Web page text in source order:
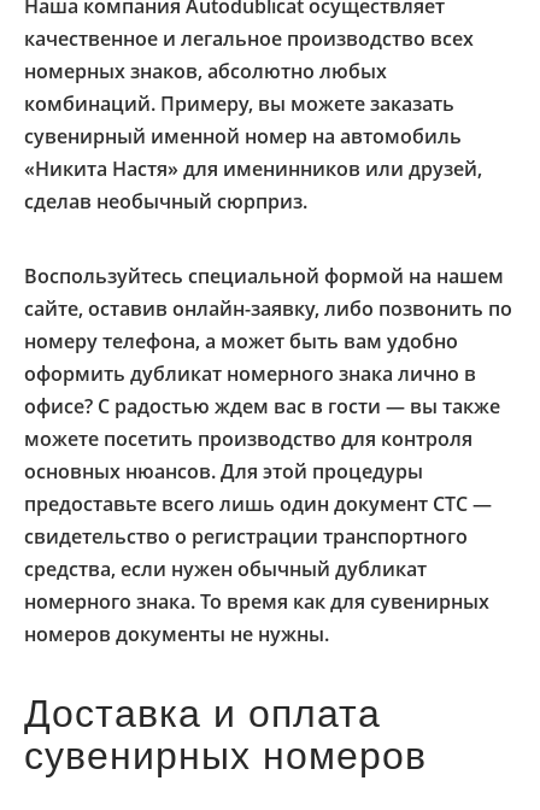
Наша компания Autodublicat осуществляет
качественное и легальное производство всех
номерных знаков, абсолютно любых
комбинаций. Примеру, вы можете заказать
сувенирный именной номер на автомобиль
«Никита Настя» для именинников или друзей,
сделав необычный сюрприз.
Воспользуйтесь специальной формой на нашем
сайте, оставив онлайн-заявку, либо позвонить по
номеру телефона, а может быть вам удобно
оформить дубликат номерного знака лично в
офисе? С радостью ждем вас в гости — вы также
можете посетить производство для контроля
основных нюансов. Для этой процедуры
предоставьте всего лишь один документ СТС —
свидетельство о регистрации транспортного
средства, если нужен обычный дубликат
номерного знака. То время как для сувенирных
номеров документы не нужны.
Доставка и оплата
сувенирных номеров